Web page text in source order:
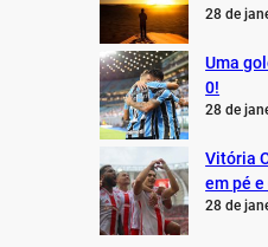
28 de
Uma
0!
28 de
Vitória
em pé
28 de